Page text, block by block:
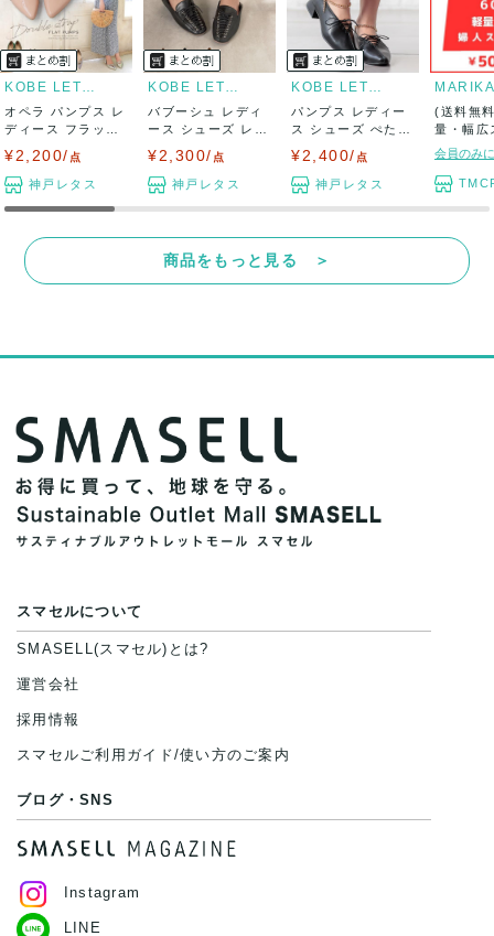
オペラ パンプス レ
ディース フラット
¥2,200/ 点
神戸レタス
バブーシュ レディ
ース シューズ レー
¥2,300/ 点
神戸レタス
パンプス レディー
ス シューズ ぺたん
¥2,400/ 点
神戸レタス
MARIKA
(送料無
量・幅広
ー 60足
会員のみ
商品をもっと見る ＞
スマセルについて
SMASELL(スマセル)とは?
運営会社
採用情報
スマセルご利用ガイド/使い方のご案内
ブログ・SNS
Instagram
LINE